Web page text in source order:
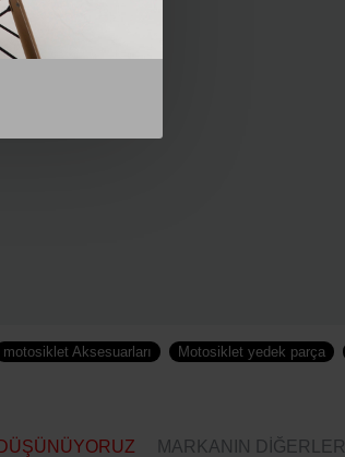
motosiklet Aksesuarları Motosiklet yedek parça
MARKANIN DIĞERLERI